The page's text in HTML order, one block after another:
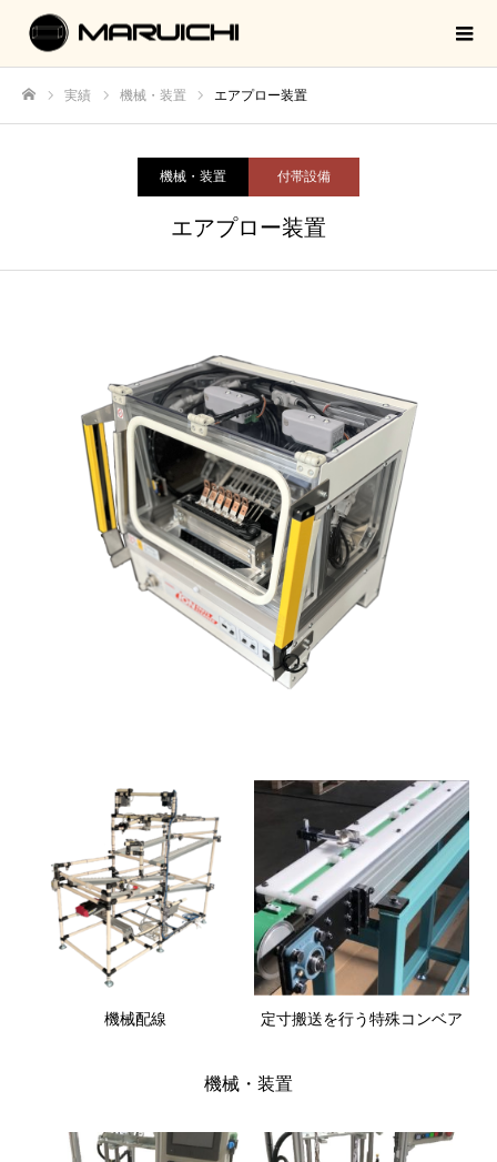
実績 機械・装置 エアプロー装置
機械・装置 付帯設備
エアプロー装置
機械配線 定寸搬送を行う特殊コンベア
機械・装置